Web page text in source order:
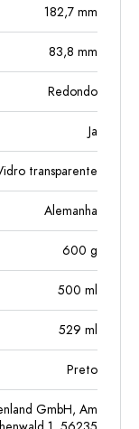
182,7 mm
83,8 mm
Redondo
Ja
transparente
Alemanha
600 g
500 ml
529 ml
Preto
GmbH, Am